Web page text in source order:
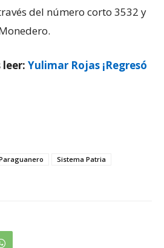
del número corto 3532 y
leer: Yulimar Rojas ¡Regresó
Sistema Patria